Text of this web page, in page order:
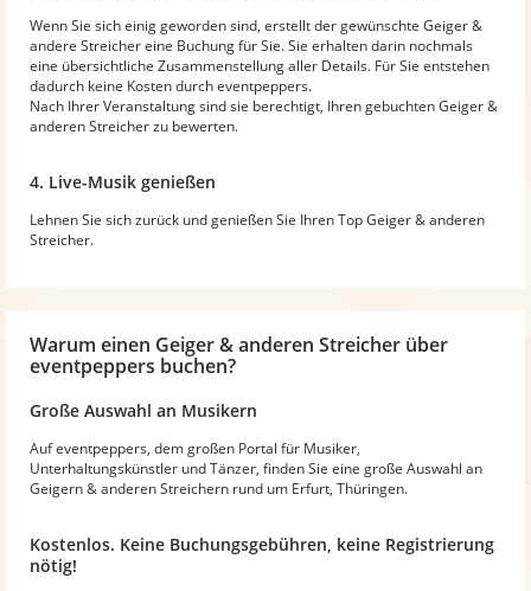
Wenn Sie sich einig geworden sind, erstellt der gewünschte Geiger &
andere Streicher eine Buchung für Sie. Sie erhalten darin nochmals
eine übersichtliche Zusammenstellung aller Details. Für Sie entstehen
dadurch keine Kosten durch eventpeppers.
Nach Ihrer Veranstaltung sind sie berechtigt, Ihren gebuchten Geiger &
anderen Streicher zu bewerten.
4. Live-Musik genießen
Lehnen Sie sich zurück und genießen Sie Ihren Top Geiger & anderen
Streicher.
Warum einen Geiger & anderen Streicher über
eventpeppers buchen?
Große Auswahl an Musikern
Auf eventpeppers, dem großen Portal für Musiker,
Unterhaltungskünstler und Tänzer, finden Sie eine große Auswahl an
Geigern & anderen Streichern rund um Erfurt, Thüringen.
Kostenlos. Keine Buchungsgebühren, keine Registrierung
nötig!